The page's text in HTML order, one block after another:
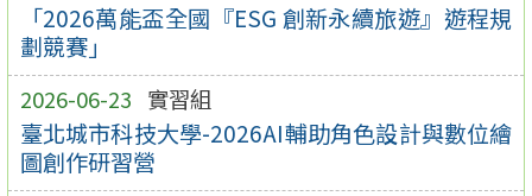
「2026萬能盃全國『ESG 創新永續旅遊』遊程規
劃競賽」
2026-06-23 實習組
臺北城市科技大學-2026AI輔助角色設計與數位繪
圖創作研習營